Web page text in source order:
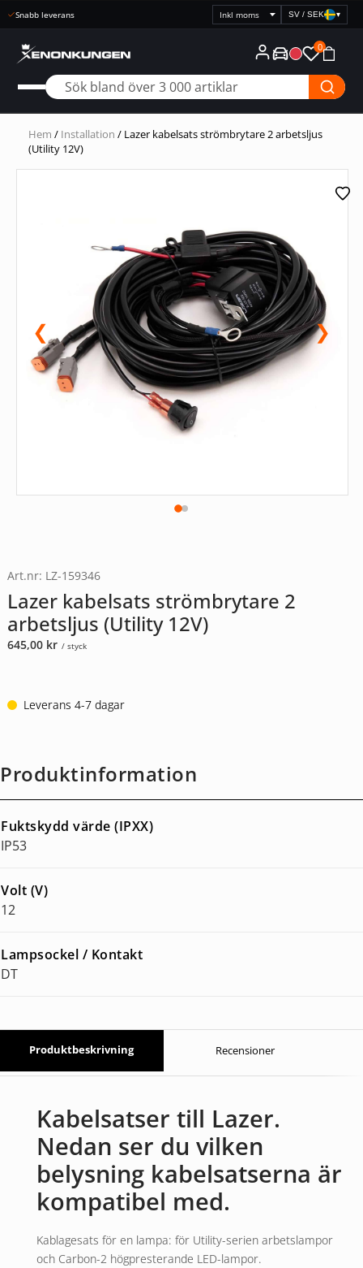
Snabb leverans
Välj
prisvisning
SV / SEK ▾
0
Hem / Installation / Lazer kabelsats strömbrytare 2 arbetsljus
(Utility 12V)
❮ ❯
Art.nr: LZ-159346
Lazer kabelsats strömbrytare 2
arbetsljus (Utility 12V)
645,00 kr / styck
Leverans 4-7 dagar
Produktinformation
Fuktskydd värde (IPXX)
IP53
Volt (V)
12
Lampsockel / Kontakt
DT
Produktbeskrivning Recensioner
Kabelsatser till Lazer.
Nedan ser du vilken
belysning kabelsatserna är
kompatibel med.
Kablagesats för en lampa: för Utility-serien arbetslampor
och Carbon-2 högpresterande LED-lampor.